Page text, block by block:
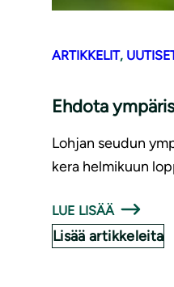
ARTIKKELIT,
Ehdota
Lohjan seudun
kera helmikuun
LUE LISÄÄ
Lisää artikkeleita